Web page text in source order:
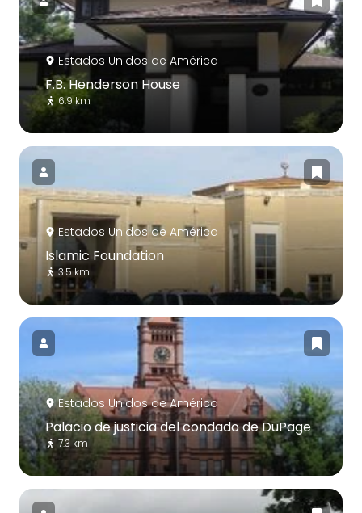
Estados Unidos de América
F.B. Henderson House
6.9 km
Estados Unidos de América
Islamic Foundation
3.5 km
Estados Unidos de América
Palacio de justicia del condado de DuPage
7.3 km